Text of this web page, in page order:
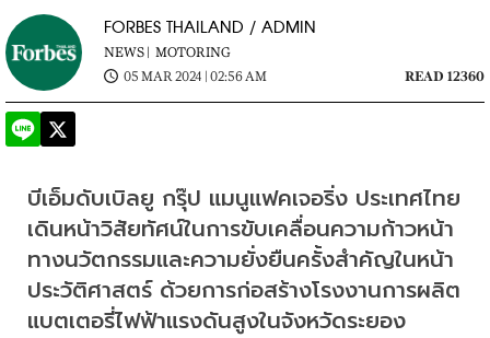
FORBES THAILAND / ADMIN
NEWS | MOTORING
05 MAR 2024 | 02:56 AM
READ 12360
บีเอ็มดับเบิลยู กรุ๊ป แมนูแฟคเจอริ่ง ประเทศไทย
เดินหน้าวิสัยทัศน์ในการขับเคลื่อนความก้าวหน้า
ทางนวัตกรรมและความยั่งยืนครั้งสำคัญในหน้า
ประวัติศาสตร์ ด้วยการก่อสร้างโรงงานการผลิต
แบตเตอรี่ไฟฟ้าแรงดันสูงในจังหวัดระยอง